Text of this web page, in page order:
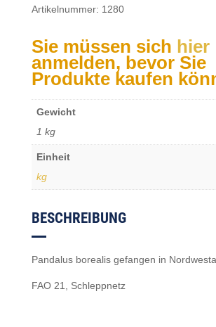
Artikelnummer: 1280
Sie müssen sich hier
anmelden, bevor Sie
Produkte kaufen
Gewicht
1 kg
Einheit
kg
BESCHREIBUNG
Pandalus borealis gefangen in
FAO 21, Schleppnetz